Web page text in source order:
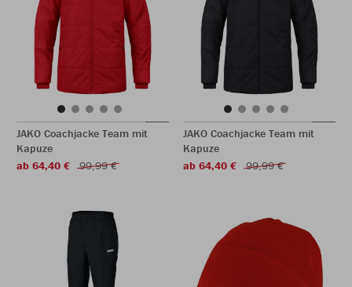
JAKO Coachjacke Team mit
Kapuze
ab 64,40 €
99,99 €
JAKO Coachjacke Team mit
Kapuze
ab 64,40 €
99,99 €